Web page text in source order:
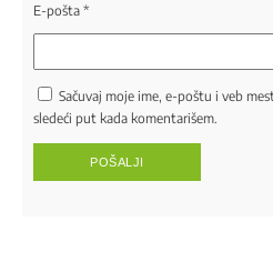
E-pošta *
Sačuvaj moje ime, e-poštu i veb
sledeći put kada komentarišem.